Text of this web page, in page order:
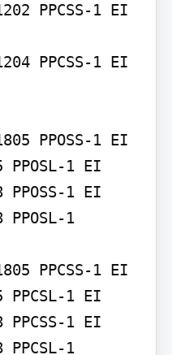
PPCSS-1 EI
PPCSS-1 EI
PPOSS-1 EI
PPOSL-1 EI
PPOSS-1 EI
PPOSL-1
PPCSS-1 EI
PPCSL-1 EI
PPCSS-1 EI
PPCSL-1